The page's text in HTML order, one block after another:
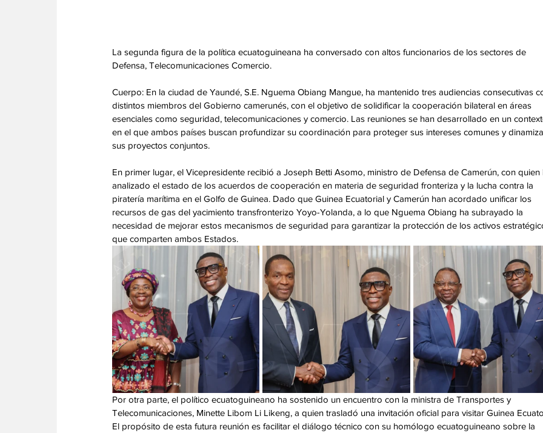
La segunda figura de la política ecuatoguineana ha conversado con altos funcionarios de los sectores de
Defensa, Telecomunicaciones Comercio.
Cuerpo: En la ciudad de Yaundé, S.E. Nguema Obiang Mangue, ha mantenido tres audiencias consecutivas
distintos miembros del Gobierno camerunés, con el objetivo de solidificar la cooperación bilateral en áreas
esenciales como seguridad, telecomunicaciones y comercio. Las reuniones se han desarrollado en un
en el que ambos países buscan profundizar su coordinación para proteger sus intereses comunes y
sus proyectos conjuntos.
En primer lugar, el Vicepresidente recibió a Joseph Betti Asomo, ministro de Defensa de Camerún, con quien
analizado el estado de los acuerdos de cooperación en materia de seguridad fronteriza y la lucha contra la
piratería marítima en el Golfo de Guinea. Dado que Guinea Ecuatorial y Camerún han acordado unificar los
recursos de gas del yacimiento transfronterizo Yoyo-Yolanda, a lo que Nguema Obiang ha subrayado la
necesidad de mejorar estos mecanismos de seguridad para garantizar la protección de los activos
que comparten ambos Estados.
Por otra parte, el político ecuatoguineano ha sostenido un encuentro con la ministra de Transportes y
Telecomunicaciones, Minette Libom Li Likeng, a quien trasladó una invitación oficial para visitar Guinea
El propósito de esta futura reunión es facilitar el diálogo técnico con su homólogo ecuatoguineano sobre la